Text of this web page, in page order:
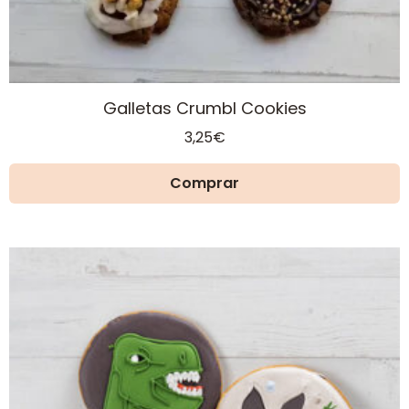
Galletas Crumbl Cookies
3,25€
Comprar